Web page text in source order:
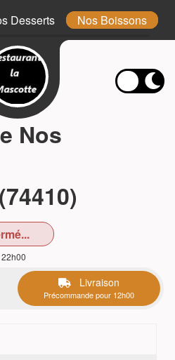
Desserts Nos Boissons
Nos
Livraison
Précommande pour 12h00